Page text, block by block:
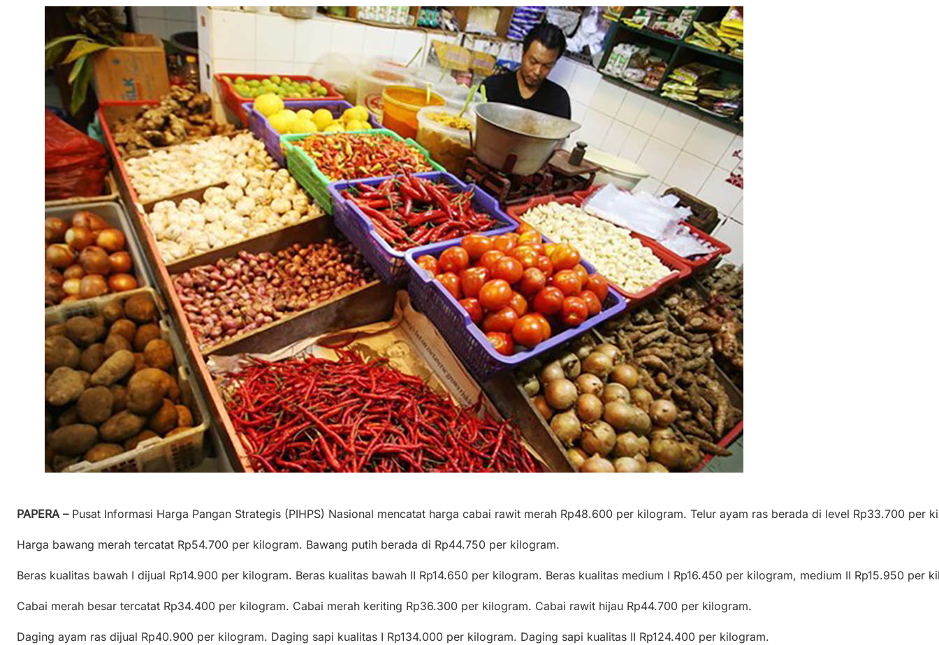
PAPERA –Pusat Informasi Harga Pangan Strategis (PIHPS) Nasional mencatat harga cabai rawit merah Rp48.600 per kilogram. Telur ayam ras berada di level Rp33.700 per
Harga bawang merah tercatat Rp54.700 per kilogram. Bawang putih berada di Rp44.750 per kilogram.
Beras kualitas bawah I dijual Rp14.900 per kilogram. Beras kualitas bawah II Rp14.650 per kilogram. Beras kualitas medium I Rp16.450 per kilogram, medium II Rp15.950
Cabai merah besar tercatat Rp34.400 per kilogram. Cabai merah keriting Rp36.300 per kilogram. Cabai rawit hijau Rp44.700 per kilogram.
Daging ayam ras dijual Rp40.900 per kilogram. Daging sapi kualitas I Rp134.000 per kilogram. Daging sapi kualitas II Rp124.400 per kilogram.